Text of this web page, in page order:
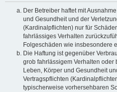
Der Betreiber haftet mit
und Gesundheit und der
(Kardinalpflichten) nur für
fahrlässiges Verhalten
Folgeschäden wie insbesondere
Die Haftung ist gegenüber
grob fahrlässigem Verhalten oder
Leben, Körper und Gesundheit
Vertragspflichten
typischerweise vorhersehbaren